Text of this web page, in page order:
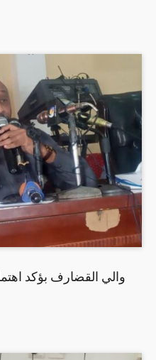
والي القضارف بؤكد